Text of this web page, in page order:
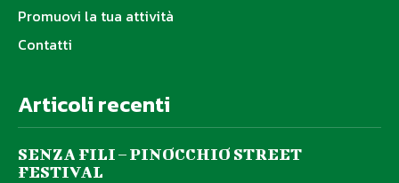
Promuovi la tua attività
Contatti
Articoli recenti
SENZA FILI – PINOCCHIO STREET
FESTIVAL